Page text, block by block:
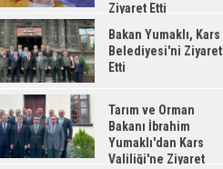
Ziyaret Etti
Bakan Yumaklı, Kars
Belediyesi'ni Ziyaret
Etti
Tarım ve Orman
Bakanı İbrahim
Yumaklı'dan Kars
Valiliği'ne Ziyaret